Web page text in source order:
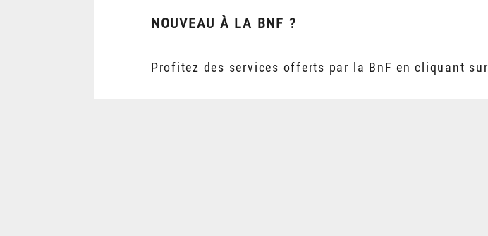
NOUVEAU À LA BNF ?
Profitez des services offerts par la BnF en cliquant sur